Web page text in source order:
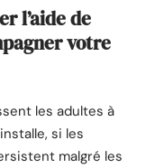
l’aide de
votre
les adultes à
si les
malgré les